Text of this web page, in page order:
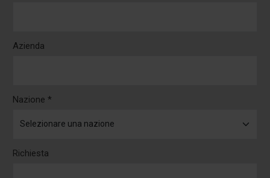
Azienda
Nazione *
Richiesta